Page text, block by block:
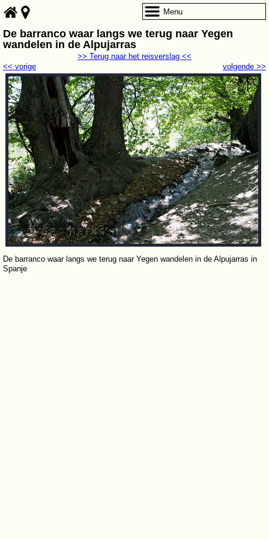
De barranco waar langs we terug naar Yegen
wandelen in de Alpujarras
volgende >>
<< vorige
>> Terug naar het reisverslag <<
De barranco waar langs we terug naar Yegen wandelen in de Alpujarras in
Spanje
Menu